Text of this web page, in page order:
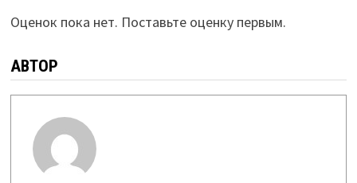
Оценок пока нет. Поставьте оценку первым.
АВТОР